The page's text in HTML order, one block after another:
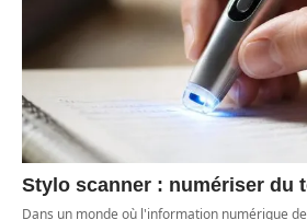
Stylo scanner : numériser du
Dans un monde où l'information numérique